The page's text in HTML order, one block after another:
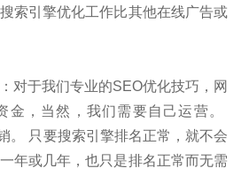
索引擎优化工作比其他在线广告或
对于我们专业的SEO优化技巧，网
金，当然，我们需要自己运营。
。 只要搜索引擎排名正常，就不会
年或几年，也只是排名正常而无需